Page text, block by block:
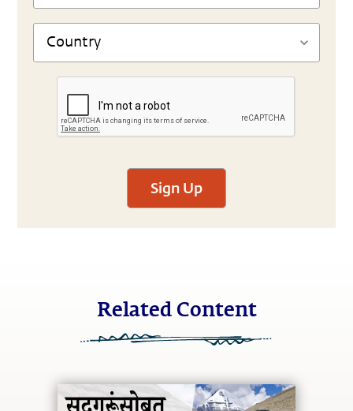
Sign Up
Related Content